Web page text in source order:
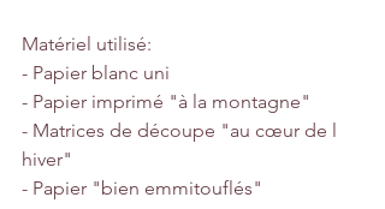
Matériel utilisé:
- Papier blanc uni
- Papier imprimé "à la montagne"
- Matrices de découpe "au cœur de l
hiver"
- Papier "bien emmitouflés"